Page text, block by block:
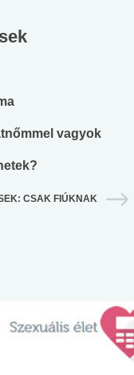
vagyok
CSAK FIÚKNAK